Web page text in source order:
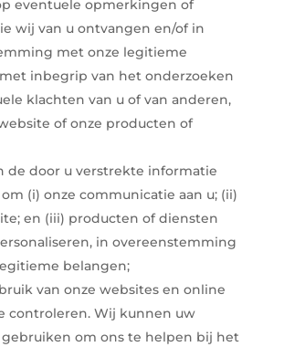
eventuele opmerkingen of
wij van u ontvangen en/of in
met onze legitieme
inbegrip van het onderzoeken
klachten van u of van anderen,
of onze producten of
de door u verstrekte informatie
(i) onze communicatie aan u; (ii)
en (iii) producten of diensten
in overeenstemming
belangen;
van onze websites en online
controleren. Wij kunnen uw
om ons te helpen bij het